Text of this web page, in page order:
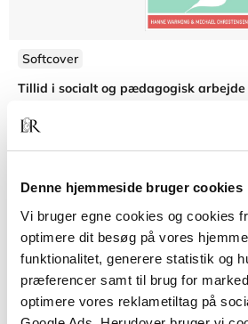
Denne hjemmeside bruger cookies
Vi bruger egne cookies og cookies
optimere dit besøg på vores
funktionalitet, generere statistik og
præferencer samt til brug for
optimere vores reklametiltag på
Softcover
Tillid i socialt og pædagogisk arbejde